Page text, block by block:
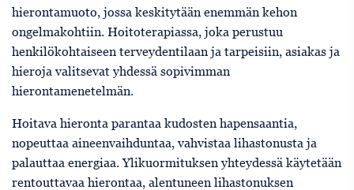
hierontamuoto, jossa keskitytään enemmän kehon
ongelmakohtiin. Hoitoterapiassa, joka perustuu
henkilökohtaiseen terveydentilaan ja tarpeisiin, asiakas ja
hieroja valitsevat yhdessä sopivimman
hierontamenetelmän.
Hoitava hieronta parantaa kudosten hapensaantia,
nopeuttaa aineenvaihduntaa, vahvistaa lihastonusta ja
palauttaa energiaa. Ylikuormituksen yhteydessä käytetään
rentouttavaa hierontaa, alentuneen lihastonuksen